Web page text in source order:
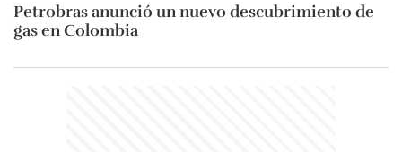
Petrobras anunció un nuevo descubrimiento de
gas en Colombia